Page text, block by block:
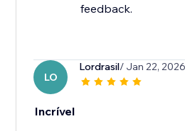
feedback.
LO
Lordrasil/ Jan 22, 2026
Incrível